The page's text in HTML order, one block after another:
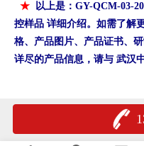
★ 以上是： GY-QCM-03-
控样品 详细介绍。如需了解
格、产品图片、产品证书、
详尽的产品信息，请与 武汉